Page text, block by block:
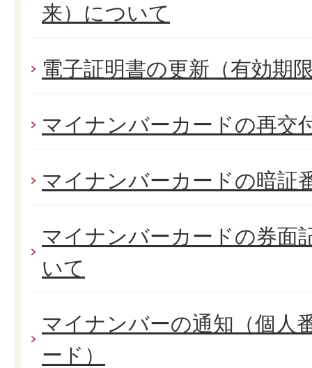
来）について
電子証明書の更新（有効期
マイナンバーカードの再交
マイナンバーカードの暗証
マイナンバーカードの券面
いて
マイナンバーの通知（個人
ード）